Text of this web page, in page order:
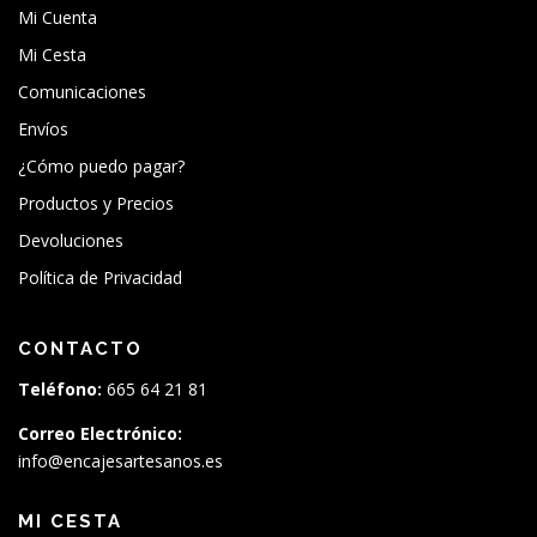
Mi Cuenta
Mi Cesta
Comunicaciones
Envíos
¿Cómo puedo pagar?
Productos y Precios
Devoluciones
Política de Privacidad
CONTACTO
Teléfono: 665 64 21 81
Correo Electrónico:
info@encajesartesanos.es
MI CESTA